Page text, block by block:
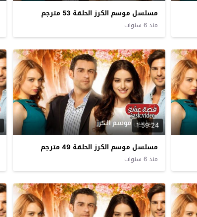
مسلسل موسم الكرز الحلقة 53 مترجم
منذ 6 سنوات
1:59:24
مسلسل موسم الكرز الحلقة 49 مترجم
منذ 6 سنوات